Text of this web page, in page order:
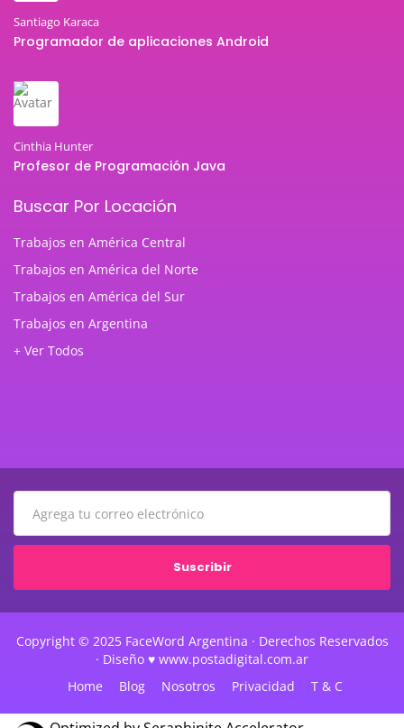
Santiago Karaca
Programador de aplicaciones Android
Cinthia Hunter
Profesor de Programación Java
Buscar Por Locación
Trabajos en América Central
Trabajos en América del Norte
Trabajos en América del Sur
Trabajos en Argentina
+ Ver Todos
Suscribir
Copyright © 2025 FaceWord Argentina · Derechos Reservados
· Diseño ♥ www.postadigital.com.ar
Home
Blog Nosotros Privacidad T & C